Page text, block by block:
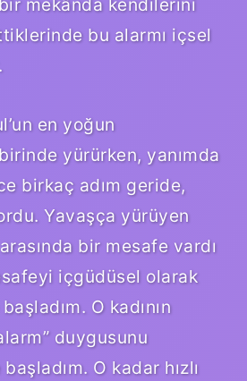
bu alarmı içsel
en yoğun
yürürken, yanımda
birkaç adım geride,
Yavaşça yürüyen
bir mesafe vardı
içgüdüsel olarak
O kadının
duygusunu
O kadar hızlı